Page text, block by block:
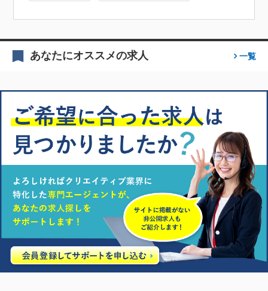
あなたにオススメの求人 一覧